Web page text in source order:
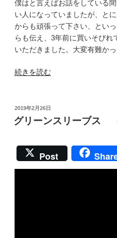
も
そ
も
グ
リ
ン
ー
ブ
っ
て
ど
僕はと言えばお話をしている
い人になっていましたが、と
からも頑張って下さい、とい
らも伝え、3年前に買いそびれ
いただきました。大変有難かっ
“Kashiwa
ん
に
続きを読む
投
稿
日:
2019年2月26日
グリーンスリーブス
Post